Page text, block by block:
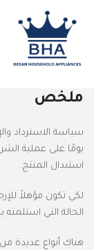
سياسة
ملخص
يومًا على عملية
استبدال المنتج.
لكي تكون مؤهلاً
الحالة التي استلمته
هناك أنواع عديدة